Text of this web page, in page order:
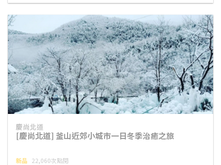
慶尚北道
[慶尚北道] 釜山近郊小城市一日冬季治癒之旅
新品 22,060次點閱